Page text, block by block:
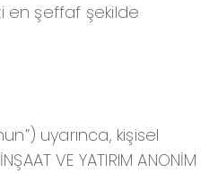
en şeffaf şekilde
uyarınca, kişisel
VE YATIRIM ANONİM